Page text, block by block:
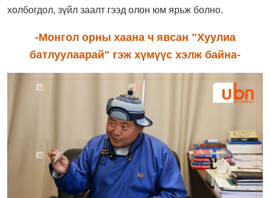
холбогдол, зүйл заалт гээд олон юм ярьж болно.
-Монгол орны хаана ч явсан "Хуулиа
батлуулаарай" гэж хүмүүс хэлж байна-